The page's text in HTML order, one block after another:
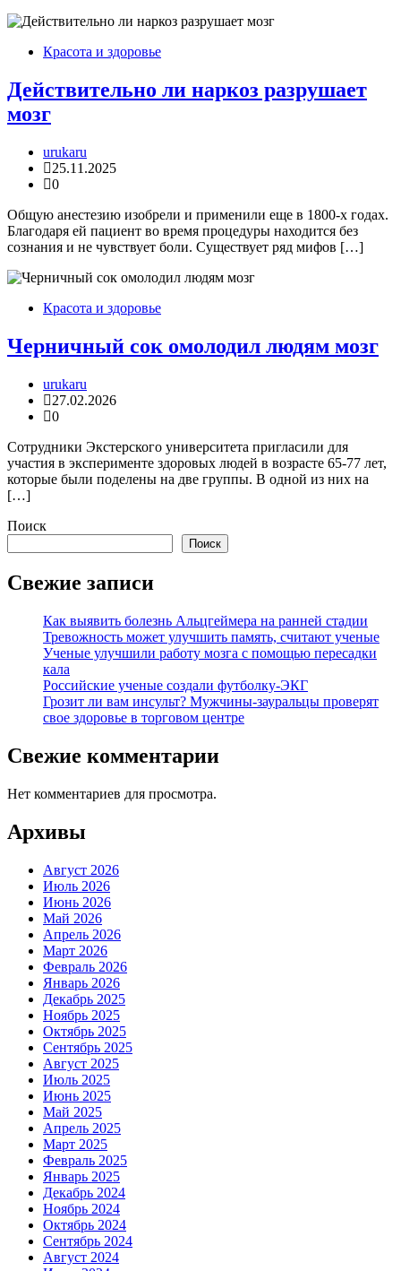
Красота и здоровье
Действительно ли наркоз разрушает
мозг
urukaru
25.11.2025
0
Общую анестезию изобрели и применили еще в 1800-х годах.
Благодаря ей пациент во время процедуры находится без
сознания и не чувствует боли. Существует ряд мифов […]
Красота и здоровье
Черничный сок омолодил людям мозг
urukaru
27.02.2026
0
Сотрудники Экстерского университета пригласили для
участия в эксперименте здоровых людей в возрасте 65-77 лет,
которые были поделены на две группы. В одной из них на
[…]
Поиск
Поиск
Свежие записи
Как выявить болезнь Альцгеймера на ранней стадии
Тревожность может улучшить память, считают ученые
Ученые улучшили работу мозга с помощью пересадки
кала
Российские ученые создали футболку-ЭКГ
Грозит ли вам инсульт? Мужчины-зауральцы проверят
свое здоровье в торговом центре
Свежие комментарии
Нет комментариев для просмотра.
Архивы
Август 2026
Июль 2026
Июнь 2026
Май 2026
Апрель 2026
Март 2026
Февраль 2026
Январь 2026
Декабрь 2025
Ноябрь 2025
Октябрь 2025
Сентябрь 2025
Август 2025
Июль 2025
Июнь 2025
Май 2025
Апрель 2025
Март 2025
Февраль 2025
Январь 2025
Декабрь 2024
Ноябрь 2024
Октябрь 2024
Сентябрь 2024
Август 2024